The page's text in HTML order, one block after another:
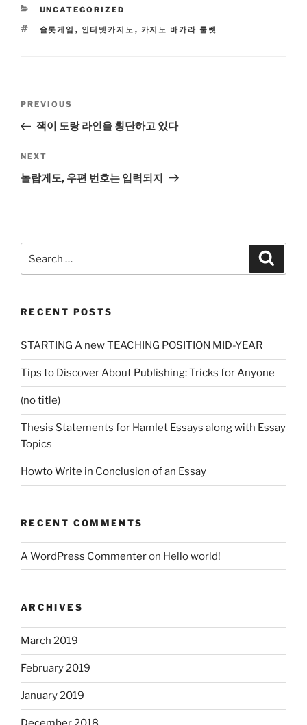
CATEGORIES
UNCATEGORIZED
TAGS
슬롯게임 , 인터넷카지노 , 카지노 바카라 룰렛
Previous
Post
PREVIOUS
잭이 도랑 라인을 횡단하고 있다
Next
Post
NEXT
놀랍게도, 우편 번호는 입력되지
for:
RECENT POSTS
STARTING A new TEACHING POSITION MID-YEAR
Tips to Discover About Publishing: Tricks for Anyone
(no title)
Thesis Statements for Hamlet Essays along with Essay
Topics
Howto Write in Conclusion of an Essay
RECENT COMMENTS
A WordPress Commenteron Hello world!
ARCHIVES
March 2019
February 2019
January 2019